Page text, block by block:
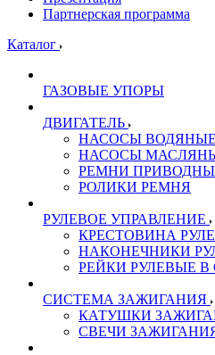
Партнерская программа
Каталог
ГАЗОВЫЕ УПОРЫ
ДВИГАТЕЛЬ
НАСОСЫ ВОДЯНЫЕ
НАСОСЫ
РЕМНИ
РОЛИКИ РЕМНЯ
РУЛЕВОЕ УПРАВЛЕНИЕ
КРЕСТОВИНА
НАКОНЕЧНИКИ
РЕЙКИ РУЛЕВЫЕ В
СИСТЕМА ЗАЖИГАНИЯ
КАТУШКИ
СВЕЧИ